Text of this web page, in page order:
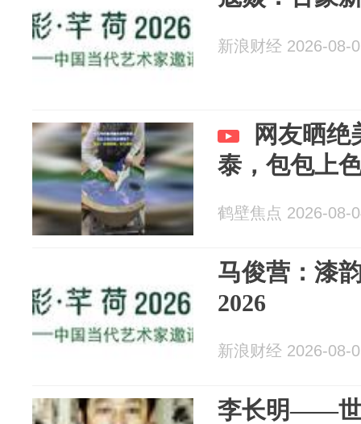
新浪财经 2026-08-
网友晒绝
泰，包包上
鹤壁焦点 2026-08-
马俊营：漆
2026
新浪财经 2026-08-
李长明——世